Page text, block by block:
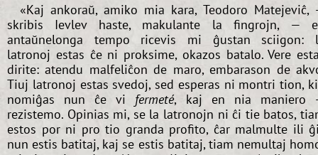
«Kaj ankoraŭ, amiko mia kara, Teodoro Matejeviĉ,
skribis Ievlev haste, makulante la fingrojn, —
antaŭnelonga tempo ricevis mi ĝustan sciigon:
latronoj estas ĉe ni proksime, okazos batalo. Vere
dirite: atendu malfeliĉon de maro, embarason de
Tiuj latronoj estas svedoj, sed esperas ni montri tion,
nomiĝas nun ĉe vi fermeté, kaj en nia maniero
rezistemo. Opinias mi, se la latronojn ni ĉi tie batos,
estos por ni pro tio granda profito, ĉar malmulte ili
nun estis batitaj, kaj se estis batitaj, tiam nemultaj